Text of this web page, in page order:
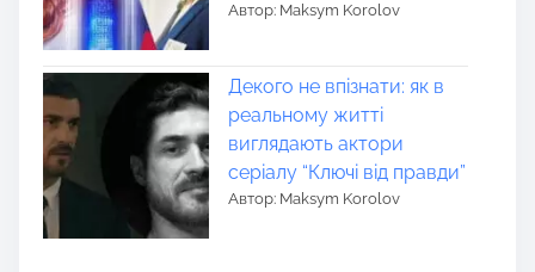
Автор: Maksym Korolov
Декого не впізнати: як в
реальному житті
виглядають актори
серіалу “Ключі від правди”
Автор: Maksym Korolov